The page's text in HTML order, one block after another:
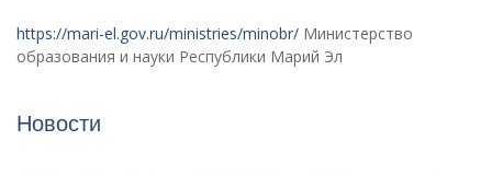
https://mari-el.gov.ru/ministries/minobr/ Министерство
образования и науки Республики Марий Эл
Новости